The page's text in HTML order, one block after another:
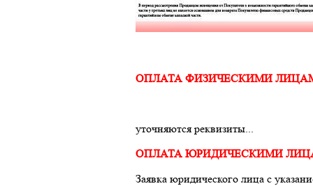
ОПЛАТА ФИЗИЧЕСКИМИ
уточняются реквизиты...
ОПЛАТА ЮРИДИЧЕСКИМИ
Заявка юридического лица с